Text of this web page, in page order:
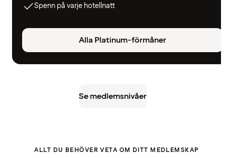
Spenn på varje hotellnatt
Alla Platinum-förmåner
Se medlemsnivåer
ALLT DU BEHÖVER VETA OM DITT MEDLEMSKAP